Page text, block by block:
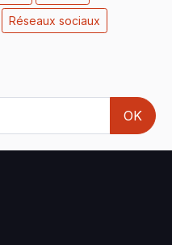
Réseaux sociaux
OK